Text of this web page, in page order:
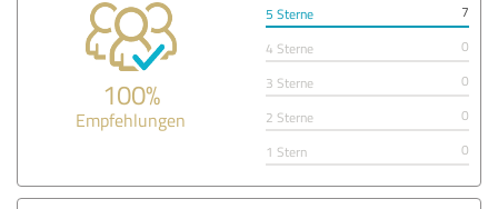
100%
Empfehlungen
5 Sterne
7
4 Sterne
0
3 Sterne
0
2 Sterne
0
1 Stern
0